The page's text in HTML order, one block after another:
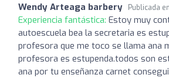
Wendy Arteaga barbery Publicada en
Experiencia fantástica: Estoy muy
autoescuela bea la secretaria es
profesora que me toco se llama ana
profesora es estupenda.todos son
ana por tu enseñanza carnet